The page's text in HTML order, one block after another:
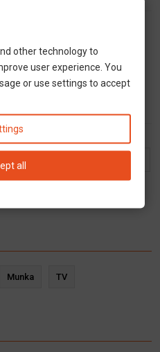
vonhatsz le a német
mint gondolnád
Oldal
»
Munka TV
other technology to
user experience. You
or use settings to accept
all